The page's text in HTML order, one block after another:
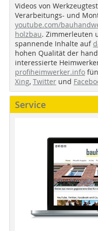
Videos von
Verarbeitungs- und
youtube.com/
holzbau. Zimmerleuten
spannende Inhalte auf
hohen Qualität der
interessierte
profiheimwerker.info
Xing, Twitter und
Service